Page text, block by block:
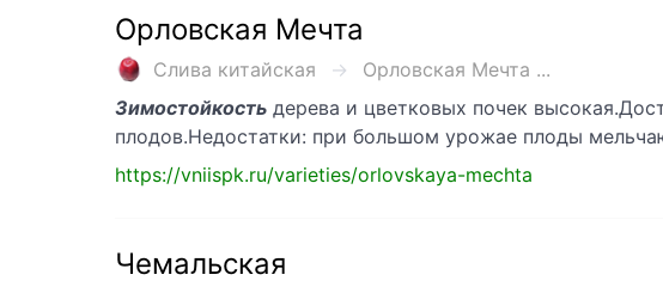
Орловская Мечта
Слива китайская
Орловская Мечта ...
Зимостойкость дерева и цветковых почек
плодов.Недостатки: при большом урожае плоды
https://vniispk.ru/varieties/orlovskaya-mechta
Чемальская